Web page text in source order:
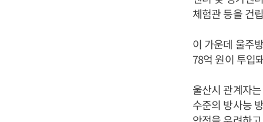
체험관 등을 건
이 가운데 울주
78억 원이 투입
울산시 관계자
수준의 방사능